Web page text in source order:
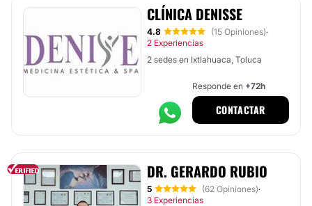
CLÍNICA DENISSE
4.8 (15 Opiniones)·
2 Experiencias
2 sedes en Ixtlahuaca, Toluca
Responde en +72h
CONTACTAR
DR. GERARDO RUBIO
5 (62 Opiniones)·
3 Experiencias